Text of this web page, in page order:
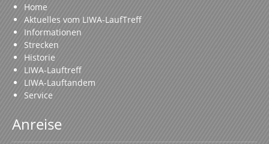
Home
Aktuelles vom LIWA-LaufTreff
Informationen
Strecken
Historie
LIWA-Lauftreff
LIWA-Lauftandem
Service
Anreise